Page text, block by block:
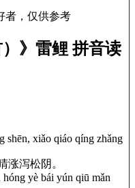
者，仅供参考
）》雷鲤 拼音读
shēn, xiǎo qiáo qíng zhǎng
涨泻松阴。
yè bái yún qiū mǎn